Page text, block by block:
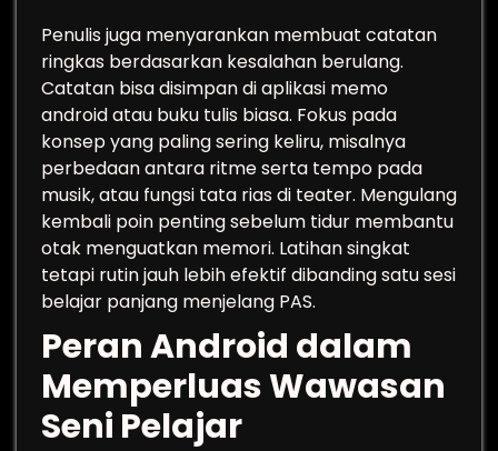
Penulis juga menyarankan membuat catatan
ringkas berdasarkan kesalahan berulang.
Catatan bisa disimpan di aplikasi memo
android atau buku tulis biasa. Fokus pada
konsep yang paling sering keliru, misalnya
perbedaan antara ritme serta tempo pada
musik, atau fungsi tata rias di teater. Mengulang
kembali poin penting sebelum tidur membantu
otak menguatkan memori. Latihan singkat
tetapi rutin jauh lebih efektif dibanding satu sesi
belajar panjang menjelang PAS.
Peran Android dalam
Memperluas Wawasan
Seni Pelajar